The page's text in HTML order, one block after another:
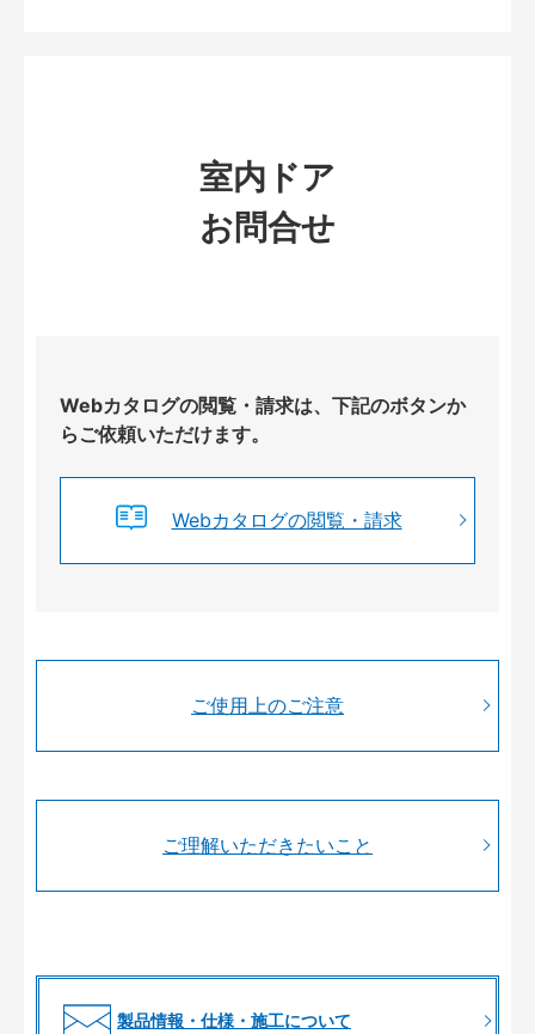
室内ドア
お問合せ
Webカタログの閲覧・請求は、下記のボタンか
らご依頼いただけます。
Webカタログの閲覧・請求
ご使用上のご注意
ご理解いただきたいこと
製品情報・仕様・施工について